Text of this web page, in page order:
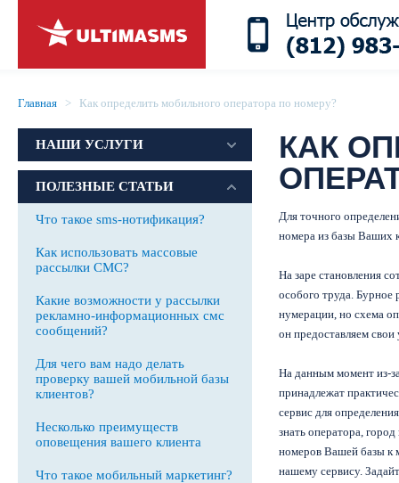
Главная > Как определить мобильного оператора по номеру?
НАШИ УСЛУГИ
ПОЛЕЗНЫЕ СТАТЬИ
Что такое sms-нотификация?
Как использовать массовые
рассылки СМС?
Какие возможности у рассылки
рекламно-информационных смс
сообщений?
Для чего вам надо делать
проверку вашей мобильной базы
клиентов?
Несколько преимуществ
оповещения вашего клиента
Что такое мобильный маркетинг?
КАК
Для точного
номера из базы Ваших
На заре становления
особого труда. Бурное
нумерации, но схема
он предоставляем
На данным момент из-
принадлежат
сервис для
знать оператора,
номеров Вашей базы к
нашему сервису.